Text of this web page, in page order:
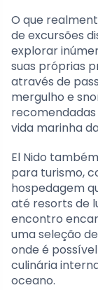
O que
de excursões
explorar
suas próprias
através de
mergulho e
vida marinha
El Nido
para turismo,
hospedagem
até resorts de
encontro
uma seleção
onde é
culinária
oceano.